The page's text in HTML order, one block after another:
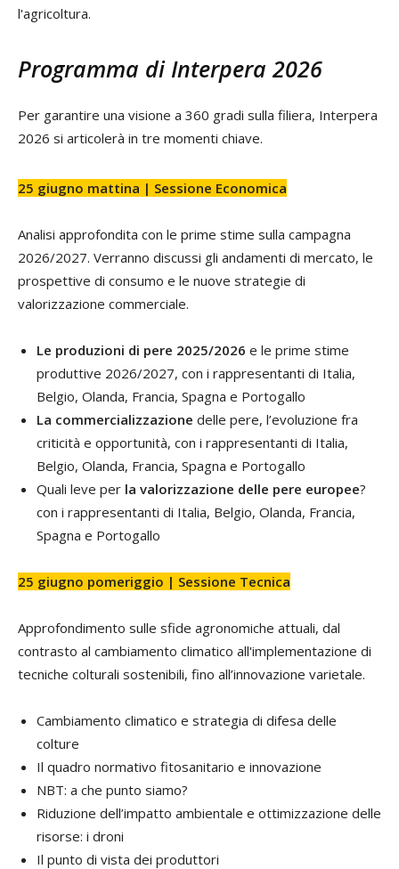
l'agricoltura.
Programma di Interpera 2026
Per garantire una visione a 360 gradi sulla filiera, Interpera
2026 si articolerà in tre momenti chiave.
25 giugno mattina | Sessione Economica
Analisi approfondita con le prime stime sulla campagna
2026/2027. Verranno discussi gli andamenti di mercato, le
prospettive di consumo e le nuove strategie di
valorizzazione commerciale.
Le produzioni di pere 2025/2026 e le prime stime
produttive 2026/2027, con i rappresentanti di Italia,
Belgio, Olanda, Francia, Spagna e Portogallo
La commercializzazione delle pere, l’evoluzione fra
criticità e opportunità, con i rappresentanti di Italia,
Belgio, Olanda, Francia, Spagna e Portogallo
Quali leve per la valorizzazione delle pere europee?
con i rappresentanti di Italia, Belgio, Olanda, Francia,
Spagna e Portogallo
25 giugno pomeriggio | Sessione Tecnica
Approfondimento sulle sfide agronomiche attuali, dal
contrasto al cambiamento climatico all'implementazione di
tecniche colturali sostenibili, fino all’innovazione varietale.
Cambiamento climatico e strategia di difesa delle
colture
Il quadro normativo fitosanitario e innovazione
NBT: a che punto siamo?
Riduzione dell’impatto ambientale e ottimizzazione delle
risorse: i droni
Il punto di vista dei produttori